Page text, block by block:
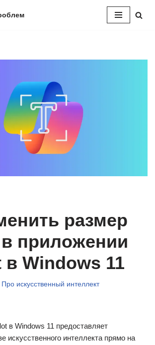
размер
в приложении
Windows 11
Про искусственный интеллект
в Windows 11 предоставляет
искусственного интеллекта прямо на